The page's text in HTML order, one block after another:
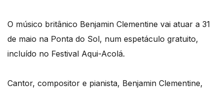
O músico britânico Benjamin Clementine vai atuar a 31
de maio na Ponta do Sol, num espetáculo gratuito,
incluído no Festival Aqui-Acolá.
Cantor, compositor e pianista, Benjamin Clementine,